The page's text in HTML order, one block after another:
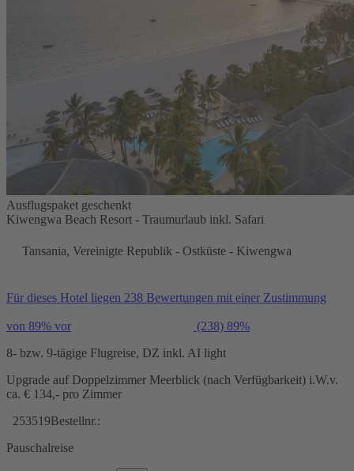
Ausflugspaket geschenkt
Kiwengwa Beach Resort - Traumurlaub inkl. Safari
Tansania, Vereinigte Republik - Ostküste - Kiwengwa
Für dieses Hotel liegen 238 Bewertungen mit einer Zustimmung
von 89% vor (238) 89%
8- bzw. 9-tägige Flugreise, DZ inkl. AI light
Upgrade auf Doppelzimmer Meerblick (nach Verfügbarkeit) i.W.v.
ca. € 134,- pro Zimmer
253519Bestellnr.:
Pauschalreise